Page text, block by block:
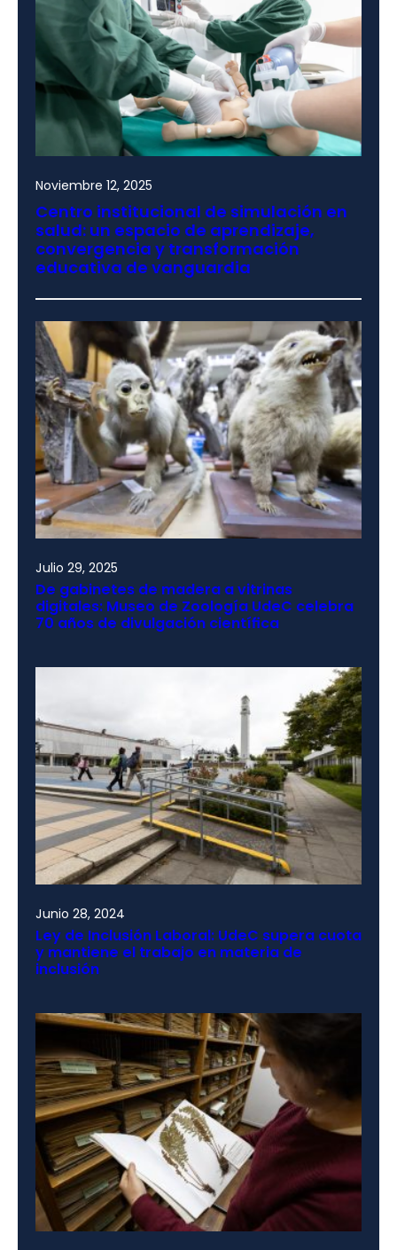
Noviembre 12, 2025
Centro institucional de simulación en
salud: un espacio de aprendizaje,
convergencia y transformación
educativa de vanguardia
Julio 29, 2025
De gabinetes de madera a vitrinas
digitales: Museo de Zoología UdeC celebra
70 años de divulgación científica
Junio 28, 2024
Ley de Inclusión Laboral: UdeC supera cuota
y mantiene el trabajo en materia de
inclusión